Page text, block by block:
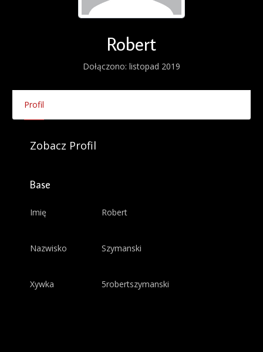
Robert
Dołączono: listopad 2019
Profil
Zobacz Profil
Base
Imię Robert
Nazwisko Szymanski
Xywka 5robertszymanski